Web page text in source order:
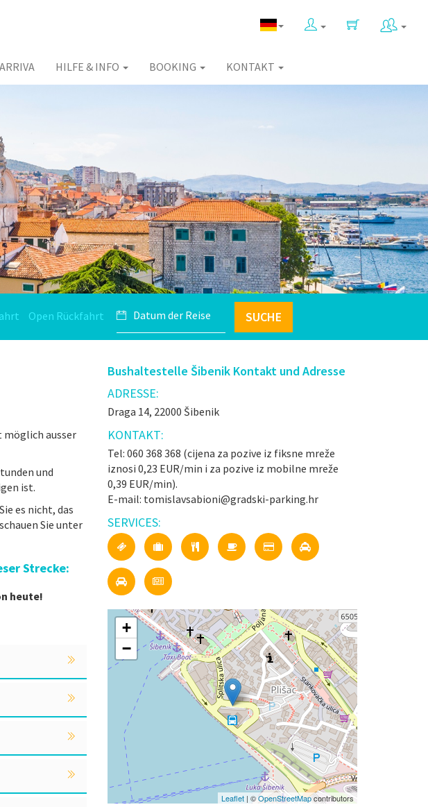
ARRIVA HILFE & INFO BOOKING KONTAKT
Open Rückfahrt SUCHE
möglich ausser
und
ist.
es nicht, das
Sie unter
Strecke:
heute!
Bushaltestelle Šibenik Kontakt und Adresse
ADRESSE:
Draga 14, 22000 Šibenik
KONTAKT:
Tel: 060 368 368 (cijena za pozive iz fiksne mreže
iznosi 0,23 EUR/min i za pozive iz mobilne mreže
0,39 EUR/min).
E-mail: tomislavsabioni@gradski-parking.hr
SERVICES:
+
−
Leaflet | ©OpenStreetMapcontributors